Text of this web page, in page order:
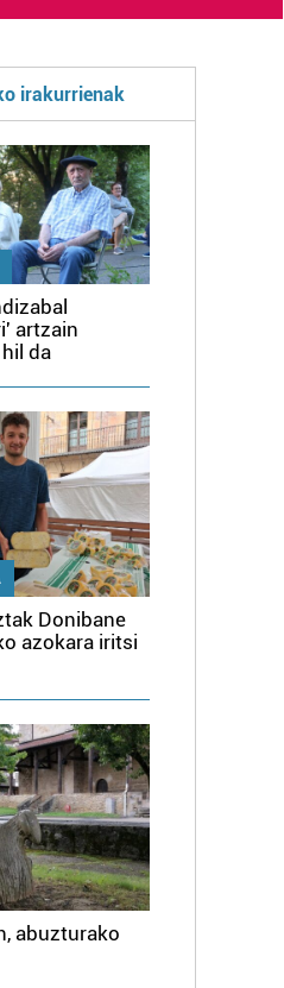
irakurrienak
artzain
da
Donibane
azokara iritsi
abuzturako